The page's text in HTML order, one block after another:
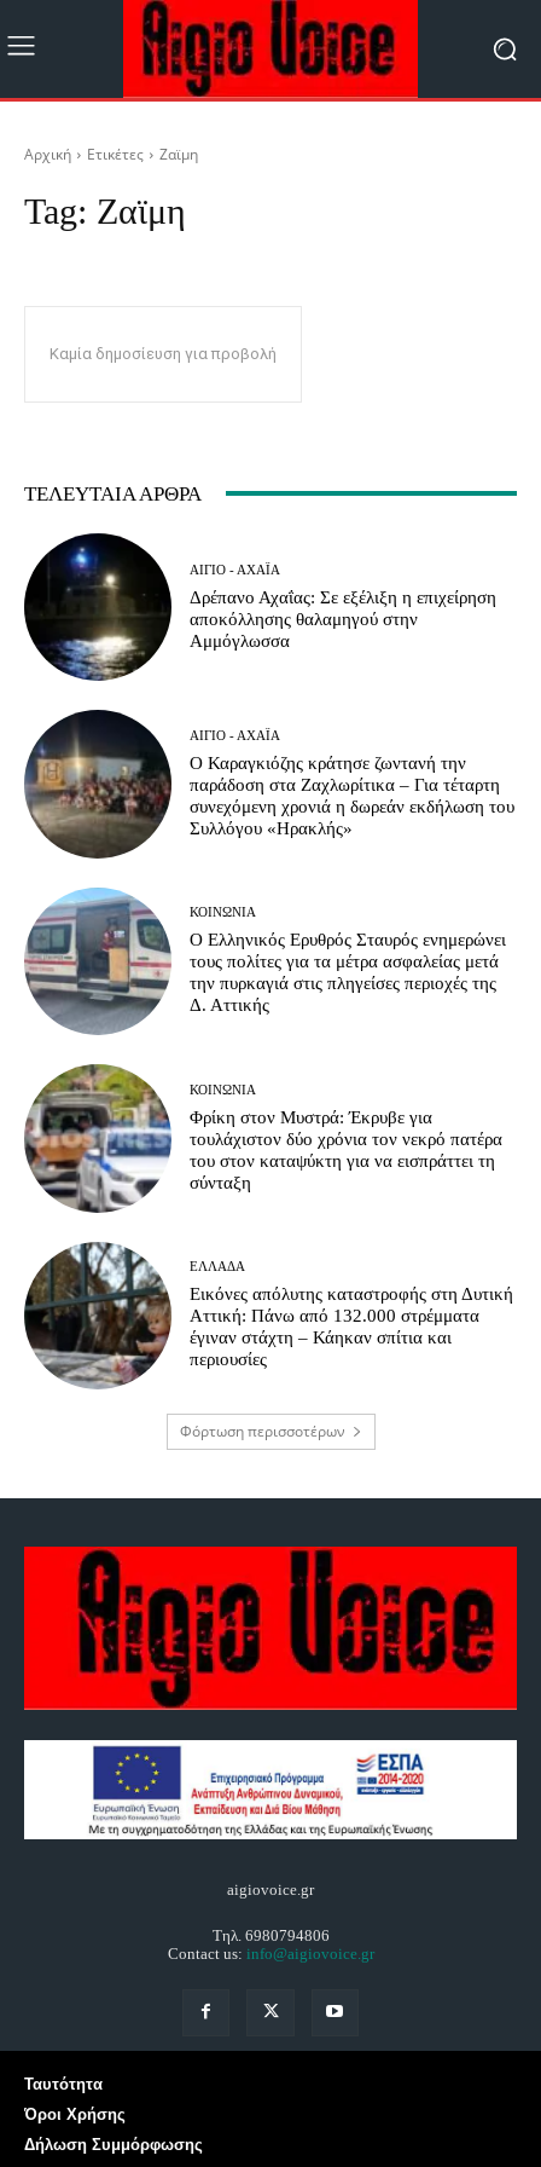
Αρχική Ετικέτες Ζαϊμη
Tag: Ζαϊμη
Καμία δημοσίευση για προβολή
ΤΕΛΕΥΤΑΊΑ ΆΡΘΡΑ
ΑΊΓΙΟ - ΑΧΑΪ́Α
Δρέπανο Αχαΐας: Σε εξέλιξη η επιχείρηση
αποκόλλησης θαλαμηγού στην
Αμμόγλωσσα
ΑΊΓΙΟ - ΑΧΑΪ́Α
Ο Καραγκιόζης κράτησε ζωντανή την
παράδοση στα Ζαχλωρίτικα – Για τέταρτη
συνεχόμενη χρονιά η δωρεάν εκδήλωση του
Συλλόγου «Ηρακλής»
ΚΟΙΝΩΝΊΑ
Ο Ελληνικός Ερυθρός Σταυρός ενημερώνει
τους πολίτες για τα μέτρα ασφαλείας μετά
την πυρκαγιά στις πληγείσες περιοχές της
Δ. Αττικής
ΚΟΙΝΩΝΊΑ
Φρίκη στον Μυστρά: Έκρυβε για
τουλάχιστον δύο χρόνια τον νεκρό πατέρα
του στον καταψύκτη για να εισπράττει τη
σύνταξη
ΕΛΛΆΔΑ
Εικόνες απόλυτης καταστροφής στη Δυτική
Αττική: Πάνω από 132.000 στρέμματα
έγιναν στάχτη – Κάηκαν σπίτια και
περιουσίες
Φόρτωση περισσοτέρων
aigiovoice.gr
Τηλ. 6980794806
Contact us: info@aigiovoice.gr
Ταυτότητα
Όροι Χρήσης
Δήλωση Συμμόρφωσης